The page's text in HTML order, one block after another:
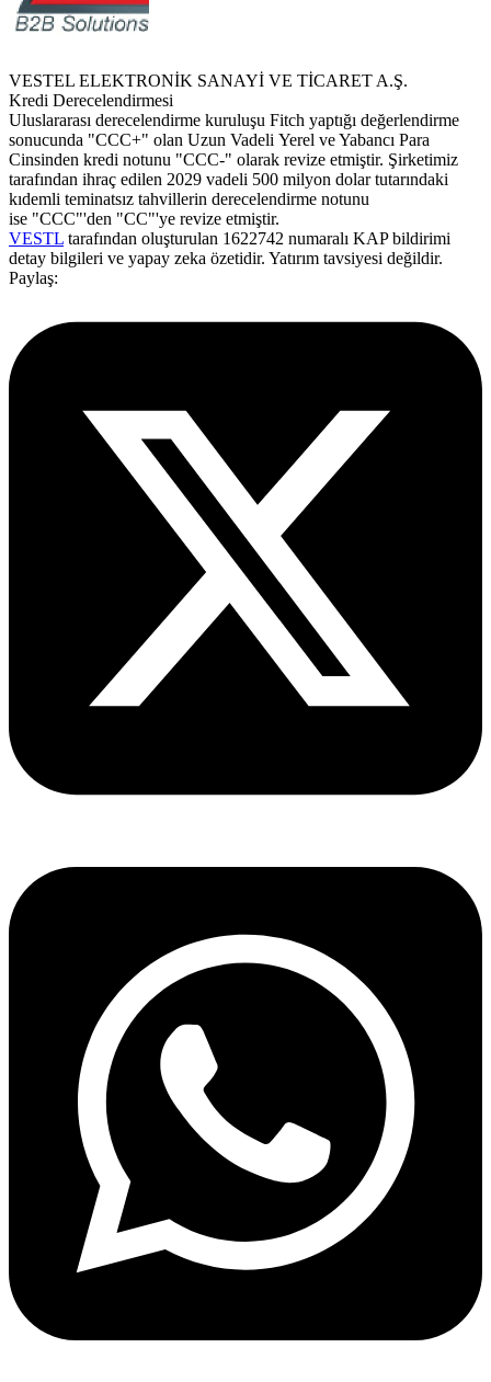
VESTEL ELEKTRONİK SANAYİ VE TİCARET A.Ş.
Kredi Derecelendirmesi
Uluslararası derecelendirme kuruluşu Fitch yaptığı değerlendirme
sonucunda "CCC+" olan Uzun Vadeli Yerel ve Yabancı Para
Cinsinden kredi notunu "CCC-" olarak revize etmiştir. Şirketimiz
tarafından ihraç edilen 2029 vadeli 500 milyon dolar tutarındaki
kıdemli teminatsız tahvillerin derecelendirme notunu
ise "CCC"'den "CC"'ye revize etmiştir.
VESTL tarafından oluşturulan 1622742 numaralı KAP bildirimi
detay bilgileri ve yapay zeka özetidir. Yatırım tavsiyesi değildir.
Paylaş: